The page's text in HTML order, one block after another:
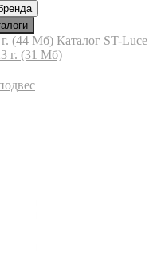
г. (44 Мб) Каталог ST-Luce
г. (31 Мб)